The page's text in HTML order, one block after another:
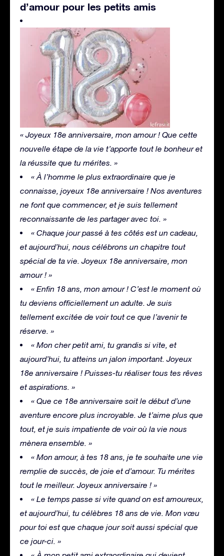
d’amour pour les petits amis
« Joyeux 18e anniversaire, mon amour ! Que cette
nouvelle étape de la vie t’apporte tout le bonheur et
la réussite que tu mérites. »
« À l’homme le plus extraordinaire que je
connaisse, joyeux 18e anniversaire ! Nos aventures
ne font que commencer, et je suis tellement
reconnaissante de les partager avec toi. »
« Chaque jour passé à tes côtés est un cadeau,
et aujourd’hui, nous célébrons un chapitre tout
spécial de ta vie. Joyeux 18e anniversaire, mon
amour ! »
« Enfin 18 ans, mon amour ! C’est le moment où
tu deviens officiellement un adulte. Je suis
tellement excitée de voir tout ce que l’avenir te
réserve. »
« Mon cher petit ami, tu grandis si vite, et
aujourd’hui, tu atteins un jalon important. Joyeux
18e anniversaire ! Puisses-tu réaliser tous tes rêves
et aspirations. »
« Que ce 18e anniversaire soit le début d’une
aventure encore plus incroyable. Je t’aime plus que
tout, et je suis impatiente de voir où la vie nous
mènera ensemble. »
« Mon amour, à tes 18 ans, je te souhaite une vie
remplie de succès, de joie et d’amour. Tu mérites
tout le meilleur. Joyeux anniversaire ! »
« Le temps passe si vite quand on est amoureux,
et aujourd’hui, tu célèbres 18 ans de vie. Mon vœu
pour toi est que chaque jour soit aussi spécial que
ce jour-ci. »